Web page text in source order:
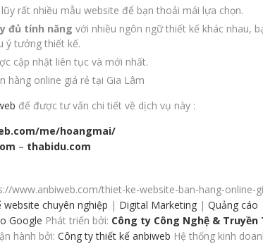
rất nhiều mẫu website để bạn thoải mái lựa chọn.
đủ tính năng với nhiều ngôn ngữ thiết kế khác nhau,
ý tưởng thiết kế.
cập nhật liên tục và mới nhất.
để được tư vấn chi tiết về dịch vụ này :
me/hoangmai/
– thabidu.com
www.anbiweb.com/thiet-ke-website-ban-hang-online-
website chuyên nghiệp | Digital Marketing | Quảng cáo
Google Phát triển bởi: Công ty Công Nghệ & Truyền
hành bởi: Công ty thiết kế anbiweb Hệ thống kinh